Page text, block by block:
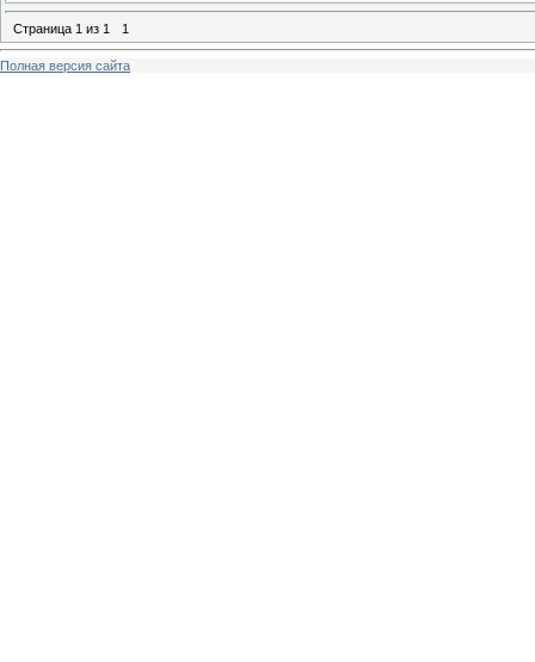
Страница 1 из 1 1
Полная версия сайта